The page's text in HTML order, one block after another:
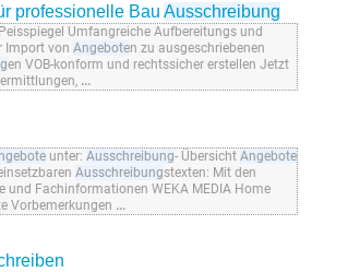
professionelle Bau Ausschreibung
Umfangreiche Aufbereitungs und
Import von Angeboten zu ausgeschriebenen
en VOB-konform und rechtssicher erstellen Jetzt
...
unter: Ausschreibung- Übersicht Angebote
Ausschreibungstexten: Mit den
und Fachinformationen WEKA MEDIA Home
Vorbemerkungen ...